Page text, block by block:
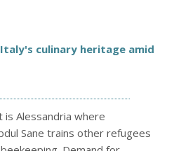
culinary heritage amid
Alessandria where
Sane trains other refugees